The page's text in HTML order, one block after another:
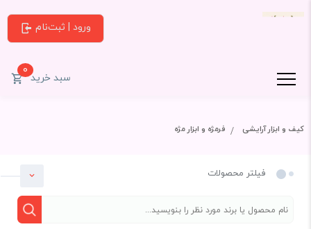
ورود | ثبت‌نام
سبد خرید0
کیف و ابزار آرایشی فرمژه و ابزار مژه
فیلتر محصولات